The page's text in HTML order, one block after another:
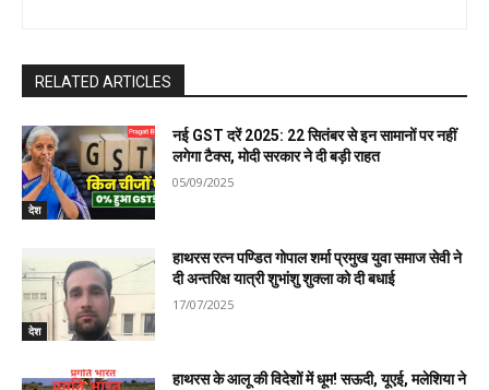
RELATED ARTICLES
देश
नई GST दरें 2025: 22 सितंबर से इन सामानों पर नहीं
लगेगा टैक्स, मोदी सरकार ने दी बड़ी राहत
05/09/2025
देश
हाथरस रत्न पण्डित गोपाल शर्मा प्रमुख युवा समाज सेवी ने
दी अन्तरिक्ष यात्री शुभांशु शुक्ला को दी बधाई
17/07/2025
हाथरस के आलू की विदेशों में धूम! सऊदी, यूएई, मलेशिया ने